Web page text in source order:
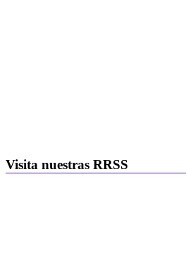
Visita nuestras RRSS